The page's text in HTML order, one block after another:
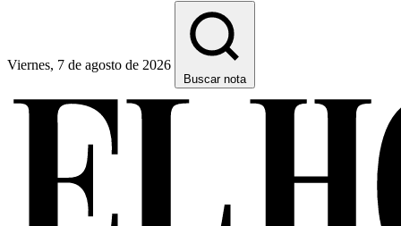
Viernes, 7 de agosto de 2026
Buscar nota